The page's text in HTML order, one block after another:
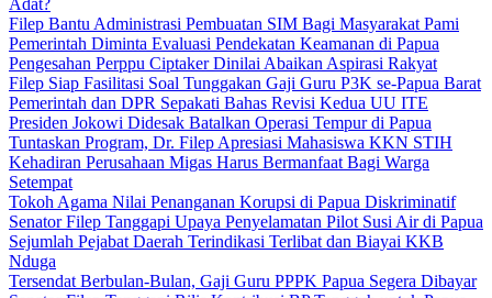
Adat?
Filep Bantu Administrasi Pembuatan SIM Bagi Masyarakat Pami
Pemerintah Diminta Evaluasi Pendekatan Keamanan di Papua
Pengesahan Perppu Ciptaker Dinilai Abaikan Aspirasi Rakyat
Filep Siap Fasilitasi Soal Tunggakan Gaji Guru P3K se-Papua Barat
Pemerintah dan DPR Sepakati Bahas Revisi Kedua UU ITE
Presiden Jokowi Didesak Batalkan Operasi Tempur di Papua
Tuntaskan Program, Dr. Filep Apresiasi Mahasiswa KKN STIH
Kehadiran Perusahaan Migas Harus Bermanfaat Bagi Warga
Setempat
Tokoh Agama Nilai Penanganan Korupsi di Papua Diskriminatif
Senator Filep Tanggapi Upaya Penyelamatan Pilot Susi Air di Papua
Sejumlah Pejabat Daerah Terindikasi Terlibat dan Biayai KKB
Nduga
Tersendat Berbulan-Bulan, Gaji Guru PPPK Papua Segera Dibayar